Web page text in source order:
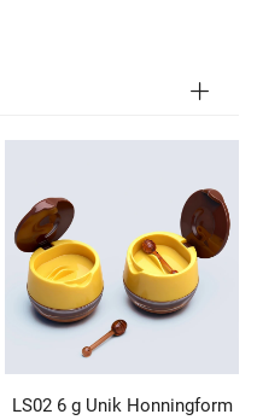
LS02 6 g Unik Honningform